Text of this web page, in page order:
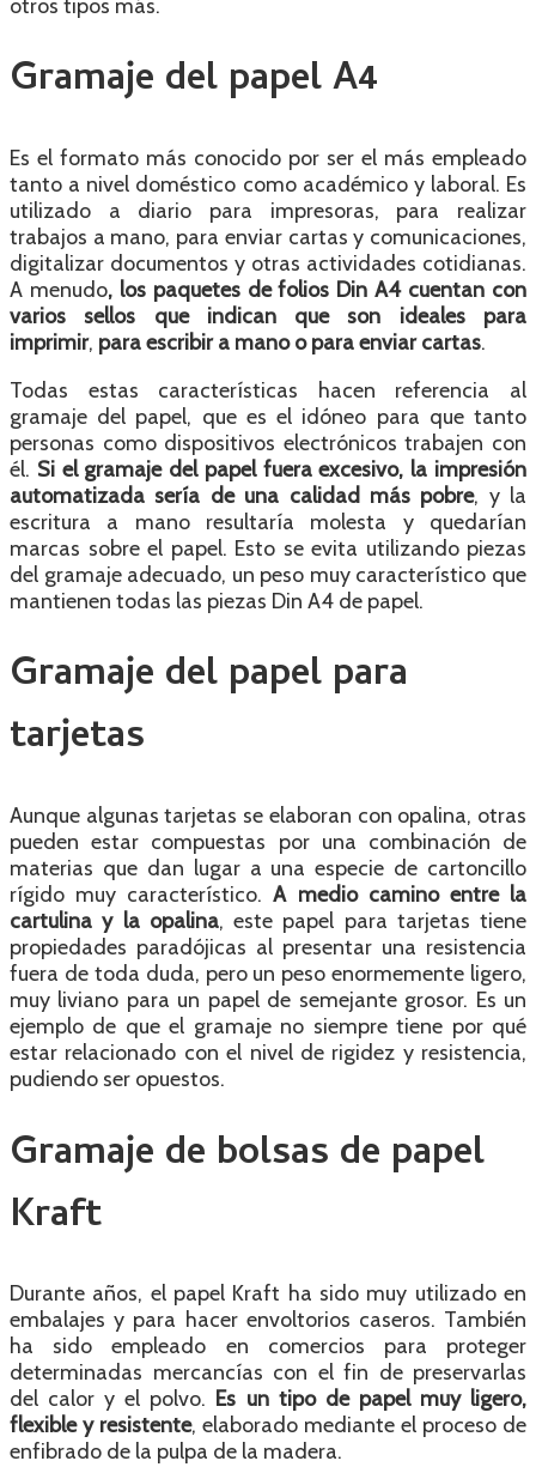
otros tipos más.
Gramaje del papel A4
Es el formato más conocido por ser el más empleado
tanto a nivel doméstico como académico y laboral. Es
utilizado a diario para impresoras, para realizar
trabajos a mano, para enviar cartas y comunicaciones,
digitalizar documentos y otras actividades cotidianas.
A menudo, los paquetes de folios Din A4 cuentan con
varios sellos que indican que son ideales para
imprimir, para escribir a mano o para enviar cartas.
Todas estas características hacen referencia al
gramaje del papel, que es el idóneo para que tanto
personas como dispositivos electrónicos trabajen con
él. Si el gramaje del papel fuera excesivo, la impresión
automatizada sería de una calidad más pobre, y la
escritura a mano resultaría molesta y quedarían
marcas sobre el papel. Esto se evita utilizando piezas
del gramaje adecuado, un peso muy característico que
mantienen todas las piezas Din A4 de papel.
Gramaje del papel para
tarjetas
Aunque algunas tarjetas se elaboran con opalina, otras
pueden estar compuestas por una combinación de
materias que dan lugar a una especie de cartoncillo
rígido muy característico.A medio camino entre la
cartulina y la opalina, este papel para tarjetas tiene
propiedades paradójicas al presentar una resistencia
fuera de toda duda, pero un peso enormemente ligero,
muy liviano para un papel de semejante grosor. Es un
ejemplo de que el gramaje no siempre tiene por qué
estar relacionado con el nivel de rigidez y resistencia,
pudiendo ser opuestos.
Gramaje de bolsas de papel
Kraft
Durante años, el papel Kraft ha sido muy utilizado en
embalajes y para hacer envoltorios caseros. También
ha sido empleado en comercios para proteger
determinadas mercancías con el fin de preservarlas
del calor y el polvo. Es un tipo de papel muy ligero,
flexible y resistente, elaborado mediante el proceso de
enfibrado de la pulpa de la madera.